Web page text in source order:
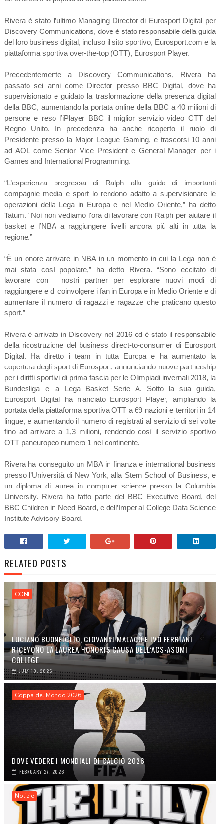
Rivera è stato l’ultimo Managing Director di Eurosport Digital per
Discovery Communications, dove è stato responsabile della guida
del loro business digital, incluso il sito sportivo, Eurosport.com e la
piattaforma sportiva over-the-top (OTT), Eurosport Player.
Precedentemente a Discovery Communications, Rivera ha
passato sei anni come Director presso BBC Digital, dove ha
supervisionato e guidato la trasformazione della presenza digital
della BBC, aumentando la portata online della BBC a 40 milioni di
persone e reso l’iPlayer BBC il miglior servizio video OTT del
Regno Unito. In precedenza ha anche ricoperto il ruolo di
Presidente presso la Major League Gaming, e trascorsi 10 anni
ad AOL come Senior Vice President e General Manager per i
Games and International Programming.
“L’esperienza pregressa di Ralph alla guida di importanti
compagnie media e sport lo rendono adatto a supervisionare le
operazioni della Lega in Europa e nel Medio Oriente,” ha detto
Tatum. “Noi non vediamo l’ora di lavorare con Ralph per aiutare il
basket e l’NBA a raggiungere livelli ancora più alti in tutta la
regione.”
“È un onore arrivare in NBA in un momento in cui la Lega non è
mai stata così popolare,” ha detto Rivera. “Sono eccitato di
lavorare con i nostri partner per esplorare nuovi modi di
raggiungere e di coinvolgere i fan in Europa e in Medio Oriente e di
aumentare il numero di ragazzi e ragazze che praticano questo
sport.”
Rivera è arrivato in Discovery nel 2016 ed è stato il responsabile
della ricostruzione del business direct-to-consumer di Eurosport
Digital. Ha diretto i team in tutta Europa e ha aumentato la
copertura degli sport di Eurosport, annunciando nuove partnership
per i diritti sportivi di prima fascia per le Olimpiadi invernali 2018, la
Bundesliga e la Lega Basket Serie A. Sotto la sua guida,
Eurosport Digital ha rilanciato Eurosport Player, ampliando la
portata della piattaforma sportiva OTT a 69 nazioni e territori in 14
lingue, e aumentando il numero di registrati al servizio di sei volte
fino ad arrivare a 1,3 milioni, rendendo così il servizio sportivo
OTT paneuropeo numero 1 nel continente.
Rivera ha conseguito un MBA in finanza e international business
presso l’Università di New York, alla Stern School of Business, e
un diploma di laurea in computer science presso la Columbia
University. Rivera ha fatto parte del BBC Executive Board, del
BBC Children in Need Board, e dell’Imperial College Data Science
Institute Advisory Board.
RELATED POSTS
CONI
LUCIANO BUONFIGLIO, GIOVANNI MALAGÒ E IVO FERRIANI
RICEVONO LA LAUREA HONORIS CAUSA DELL’ACS-ASOMI
COLLEGE
JULY 10, 2026
Coppa del Mondo 2026
DOVE VEDERE I MONDIALI DI CALCIO 2026
FEBRUARY 27, 2026
Notizie